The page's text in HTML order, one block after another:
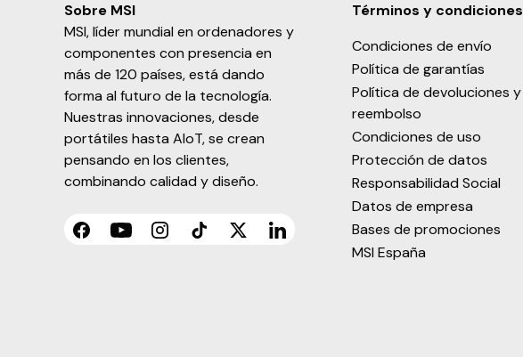
Sobre MSI
MSI, líder mundial en ordenadores y
componentes con presencia en
más de 120 países, está dando
forma al futuro de la tecnología.
Nuestras innovaciones, desde
portátiles hasta AIoT, se crean
pensando en los clientes,
combinando calidad y diseño.
FacebookYouTubeInstagramTikTokTwitterLinkedIn
Términos y condiciones
Condiciones de envío
Política de garantías
Política de devoluciones y
reembolso
Condiciones de uso
Protección de datos
Responsabilidad Social
Datos de empresa
Bases de promociones
MSI España